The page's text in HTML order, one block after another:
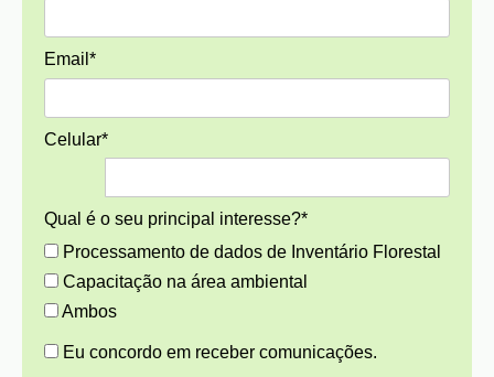
Email*
Celular*
Qual é o seu principal interesse?*
Processamento de dados de Inventário Florestal
Capacitação na área ambiental
Ambos
Eu concordo em receber comunicações.